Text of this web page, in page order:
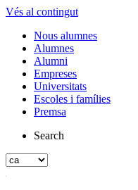
Vés al contingut
Nous alumnes
Alumnes
Alumni
Empreses
Universitats
Escoles i famílies
Premsa
Search